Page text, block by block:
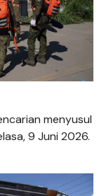
menyusul
9 Juni 2026.